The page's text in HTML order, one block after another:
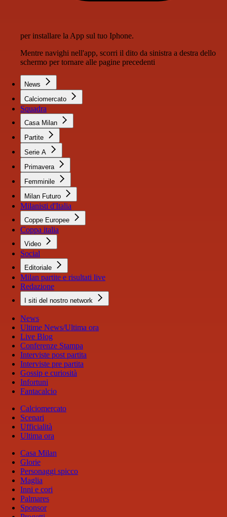
per installare la App sul tuo Iphone.
Mentre navighi nell'app, scorri il dito da sinistra a destra dello
schermo per tornare alle pagine precedenti
News
Calciomercato
Squadra
Casa Milan
Partite
Serie A
Primavera
Femminile
Milan Futuro
Milanisti d'Italia
Coppe Europee
Coppa italia
Video
Social
Editoriale
Milan partite e risultati live
Redazione
I siti del nostro network
News
Ultime News/Ultima ora
Live Blog
Conferenze Stampa
Interviste post partita
Interviste pre partita
Gossip e curiosità
Infortuni
Fantacalcio
Calciomercato
Scenari
Ufficialità
Ultima ora
Casa Milan
Glorie
Personaggi spicco
Maglia
Inni e cori
Palmares
Sponsor